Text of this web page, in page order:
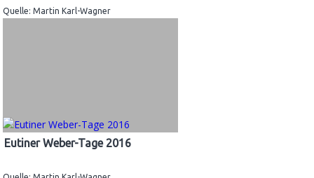
Quelle: Martin Karl-Wagner
Eutiner Weber-Tage 2016